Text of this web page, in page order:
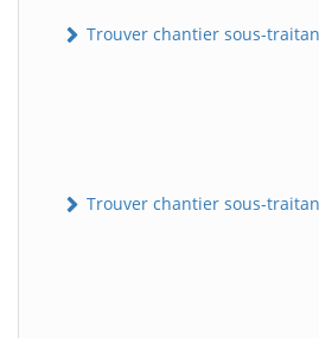
Trouver chantier sous-
Trouver chantier sous-